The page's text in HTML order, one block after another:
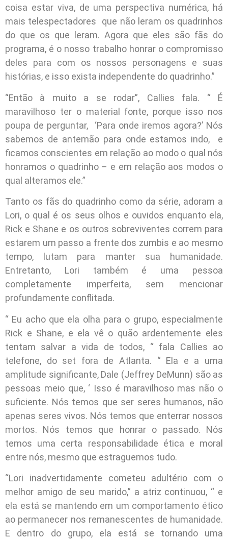
coisa estar viva, de uma perspectiva numérica, há
mais telespectadores que não leram os quadrinhos
do que os que leram. Agora que eles são fãs do
programa, é o nosso trabalho honrar o compromisso
deles para com os nossos personagens e suas
histórias, e isso exista independente do quadrinho.”
“Então à muito a se rodar”, Callies fala. “ É
maravilhoso ter o material fonte, porque isso nos
poupa de perguntar, ‘Para onde iremos agora?’ Nós
sabemos de antemão para onde estamos indo, e
ficamos conscientes em relação ao modo o qual nós
honramos o quadrinho – e em relação aos modos o
qual alteramos ele.”
Tanto os fãs do quadrinho como da série, adoram a
Lori, o qual é os seus olhos e ouvidos enquanto ela,
Rick e Shane e os outros sobreviventes correm para
estarem um passo a frente dos zumbis e ao mesmo
tempo, lutam para manter sua humanidade.
Entretanto, Lori também é uma pessoa
completamente imperfeita, sem mencionar
profundamente conflitada.
“ Eu acho que ela olha para o grupo, especialmente
Rick e Shane, e ela vê o quão ardentemente eles
tentam salvar a vida de todos, “ fala Callies ao
telefone, do set fora de Atlanta. “ Ela e a uma
amplitude significante, Dale (Jeffrey DeMunn) são as
pessoas meio que, ‘ Isso é maravilhoso mas não o
suficiente. Nós temos que ser seres humanos, não
apenas seres vivos. Nós temos que enterrar nossos
mortos. Nós temos que honrar o passado. Nós
temos uma certa responsabilidade ética e moral
entre nós, mesmo que estraguemos tudo.
“Lori inadvertidamente cometeu adultério com o
melhor amigo de seu marido,” a atriz continuou, “ e
ela está se mantendo em um comportamento ético
ao permanecer nos remanescentes de humanidade.
E dentro do grupo, ela está se tornando uma